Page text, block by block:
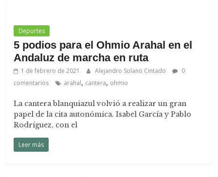
Deportes
5 podios para el Ohmio Arahal en el
Andaluz de marcha en ruta
1 de febrero de 2021 Alejandro Solano Cintado
0
comentarios
arahal, cantera, ohmio
La cantera blanquiazul volvió a realizar un gran
papel de la cita autonómica. Isabel García y Pablo
Rodríguez, con el
Leer más